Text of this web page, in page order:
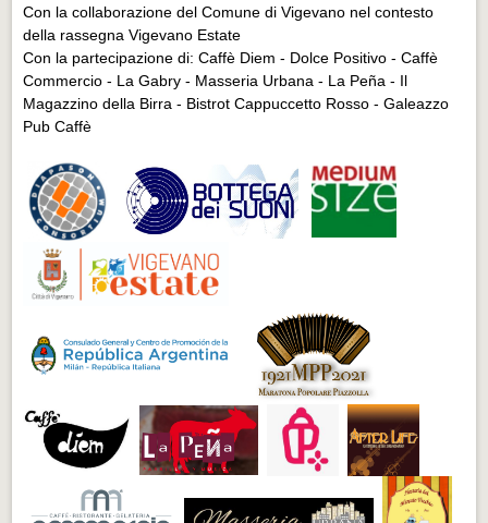
Con la collaborazione del Comune di Vigevano nel contesto
della rassegna Vigevano Estate
Con la partecipazione di: Caffè Diem - Dolce Positivo - Caffè
Commercio - La Gabry - Masseria Urbana - La Peña - Il
Magazzino della Birra - Bistrot Cappuccetto Rosso - Galeazzo
Pub Caffè